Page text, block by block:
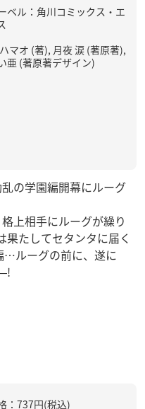
ベル：角川コミックス・エ
マオ (著), 月夜 涙 (著原著),
亜 (著原著デザイン)
の学園編開幕にルーグ
上相手にルーグが繰り
果たしてセタンタに届く
…ルーグの前に、遂に
：737円(税込)